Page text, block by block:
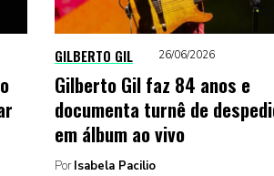
GILBERTO GIL 26/06/2026
Gilberto Gil faz 84 anos e
documenta turnê de
em álbum ao vivo
Por Isabela Pacilio